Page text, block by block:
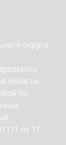
округа
области.
по
от 17